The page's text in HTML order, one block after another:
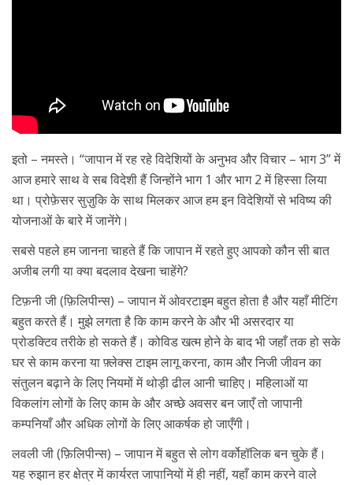
इतो – नमस्ते। “जापान में रह रहे विदेशियों के अनुभव और विचार – भाग 3” में
आज हमारे साथ वे सब विदेशी हैं जिन्होंने भाग 1 और भाग 2 में हिस्सा लिया
था। प्रोफ़ेसर सुज़ुकि के साथ मिलकर आज हम इन विदेशियों से भविष्य की
योजनाओं के बारे में जानेंगे।
सबसे पहले हम जानना चाहते हैं कि जापान में रहते हुए आपको कौन सी बात
अजीब लगी या क्या बदलाव देखना चाहेंगे?
टिफ़नी जी (फ़िलिपीन्स) – जापान में ओवरटाइम बहुत होता है और यहाँ मीटिंग
बहुत करते हैं। मुझे लगता है कि काम करने के और भी असरदार या
प्रोडक्टिव तरीके हो सकते हैं। कोविड खत्म होने के बाद भी जहाँ तक हो सके
घर से काम करना या फ़्लेक्स टाइम लागू करना, काम और निजी जीवन का
संतुलन बढ़ाने के लिए नियमों में थोड़ी ढील आनी चाहिए। महिलाओं या
विकलांग लोगों के लिए काम के और अच्छे अवसर बन जाएँ तो जापानी
कम्पनियाँ और अधिक लोगों के लिए आकर्षक हो जाएँगी।
लवली जी (फ़िलिपीन्स) – जापान में बहुत से लोग वर्कोहॉलिक बन चुके हैं।
यह रुझान हर क्षेत्र में कार्यरत जापानियों में ही नहीं, यहाँ काम करने वाले